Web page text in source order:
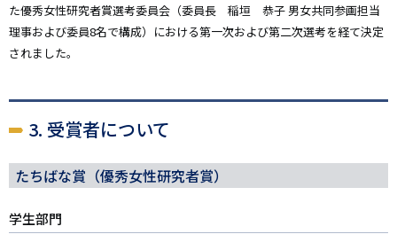
た優秀女性研究者賞選考委員会（委員長 稲垣 恭子 男女共同参画担当
理事および委員8名で構成）における第一次および第二次選考を経て決定
されました。
3. 受賞者について
たちばな賞（優秀女性研究者賞）
学生部門